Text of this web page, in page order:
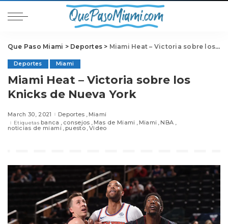
Que Paso Miami > Deportes > Miami Heat – Victoria sobre los Knicks de Nueva York
Deportes Miami
Miami Heat – Victoria sobre los
Knicks de Nueva York
March 30, 2021 Deportes Miami
Etiquetas banca consejos Mas de Miami Miami NBA
noticias de miami puesto Video